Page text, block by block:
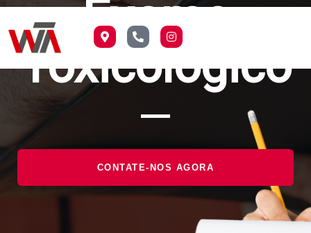
Exame
Toxicológico
CONTATE-NOS AGORA